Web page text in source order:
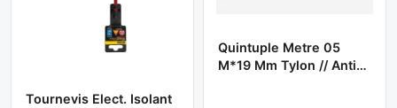
Tournevis Elect. Isolant
Quintuple Metre 05
M*19 Mm Tylon // Anti-